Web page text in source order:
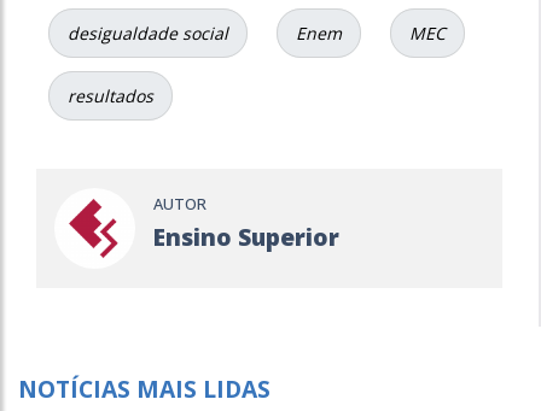
desigualdade social Enem MEC
resultados
AUTOR
Ensino Superior
NOTÍCIAS MAIS LIDAS